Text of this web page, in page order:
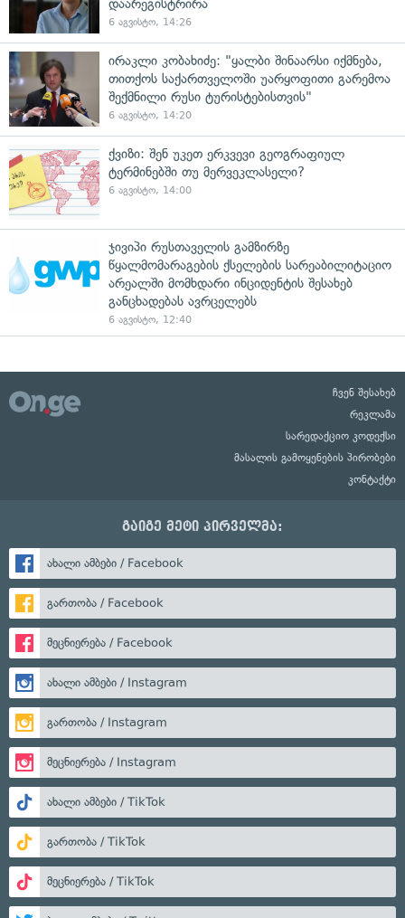
დაარეგისტრირა
6 აგვისტო, 14:26
ირაკლი კობახიძე: "ყალბი შინაარსი იქმნება,
თითქოს საქართველოში უარყოფითი გარემოა
შექმნილი რუსი ტურისტებისთვის"
6 აგვისტო, 14:20
ქვიზი: შენ უკეთ ერკვევი გეოგრაფიულ
ტერმინებში თუ მერვეკლასელი?
6 აგვისტო, 14:00
ჯივიპი რუსთაველის გამზირზე
წყალმომარაგების ქსელების სარეაბილიტაციო
არეალში მომხდარი ინციდენტის შესახებ
განცხადებას ავრცელებს
6 აგვისტო, 12:40
ჩვენ შესახებ
რეკლამა
სარედაქციო კოდექსი
მასალის გამოყენების პირობები
კონტაქტი
გაიგე მეტი პირველმა:
ახალი ამბები / Facebook
გართობა / Facebook
მეცნიერება / Facebook
ახალი ამბები / Instagram
გართობა / Instagram
მეცნიერება / Instagram
ახალი ამბები / TikTok
გართობა / TikTok
მეცნიერება / TikTok